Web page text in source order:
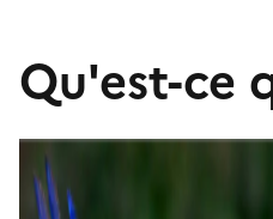
Qu'est-ce